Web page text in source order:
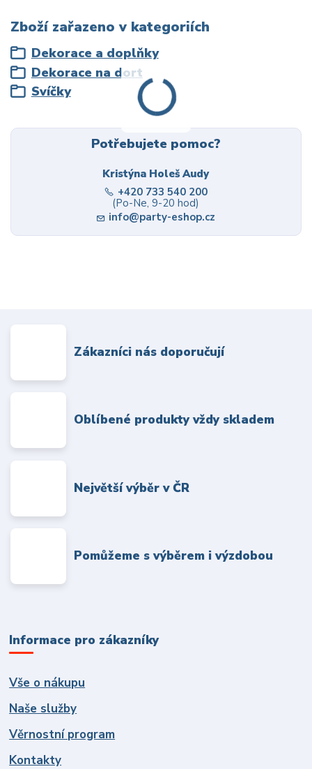
Zboží zařazeno v kategoriích
Dekorace a doplňky
Dekorace na dort
Svíčky
Potřebujete pomoc?
Kristýna Holeš Audy
+420 733 540 200
(Po-Ne, 9-20 hod)
info@party-eshop.cz
Zákazníci nás doporučují
Oblíbené produkty vždy skladem
Největší výběr v ČR
Pomůžeme s výběrem i výzdobou
Informace pro zákazníky
Vše o nákupu
Naše služby
Věrnostní program
Kontakty